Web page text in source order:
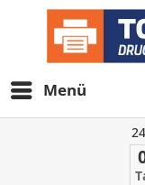
Menü